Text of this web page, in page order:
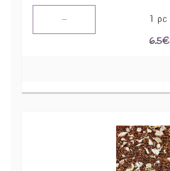
- 1 pc
6.5€